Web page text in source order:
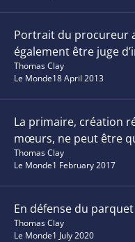
Portrait du procureur
également être juge
Thomas Clay
Le Monde18 April 2013
La primaire, création
mœurs, ne peut être
Thomas Clay
Le Monde1 February 2017
En défense du
Thomas Clay
Le Monde1 July 2020